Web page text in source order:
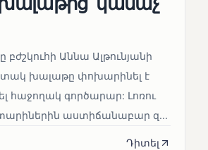
բժշկուհի Աննա Ալթունյանի
խալաթը փոխարինել է
հաջողակ գործարար: Լոռու
տարիներին աստիճանաբար զ...
Դիտել